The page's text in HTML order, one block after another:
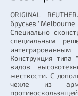
ORIGINAL
брусьев
Специально
специальным
Конструкция типа
видов
жесткости. С
чехле из